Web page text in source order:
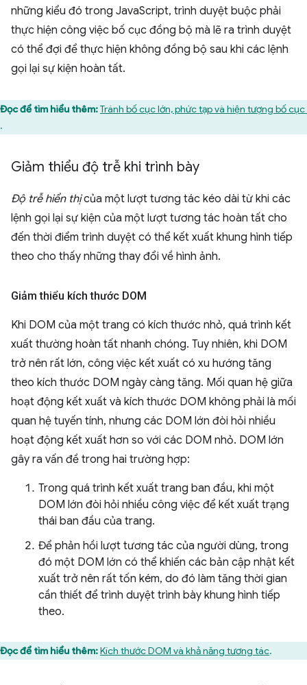
những kiểu đó trong JavaScript, trình duyệt buộc phải
thực hiện công việc bố cục đồng bộ mà lẽ ra trình duyệt
có thể đợi để thực hiện không đồng bộ sau khi các lệnh
gọi lại sự kiện hoàn tất.
Đọc để tìm hiểu thêm:Tránh bố cục lớn, phức tạp và hiện tượng bố cục
.
Giảm thiểu độ trễ khi trình bày
Độ trễ hiển thịcủa một lượt tương tác kéo dài từ khi các
lệnh gọi lại sự kiện của một lượt tương tác hoàn tất cho
đến thời điểm trình duyệt có thể kết xuất khung hình tiếp
theo cho thấy những thay đổi về hình ảnh.
Giảm thiểu kích thước DOM
Khi DOM của một trang có kích thước nhỏ, quá trình kết
xuất thường hoàn tất nhanh chóng. Tuy nhiên, khi DOM
trở nên rất lớn, công việc kết xuất có xu hướng tăng
theo kích thước DOM ngày càng tăng. Mối quan hệ giữa
hoạt động kết xuất và kích thước DOM không phải là mối
quan hệ tuyến tính, nhưng các DOM lớn đòi hỏi nhiều
hoạt động kết xuất hơn so với các DOM nhỏ. DOM lớn
gây ra vấn đề trong hai trường hợp:
Trong quá trình kết xuất trang ban đầu, khi một
DOM lớn đòi hỏi nhiều công việc để kết xuất trạng
thái ban đầu của trang.
Để phản hồi lượt tương tác của người dùng, trong
đó một DOM lớn có thể khiến các bản cập nhật kết
xuất trở nên rất tốn kém, do đó làm tăng thời gian
cần thiết để trình duyệt trình bày khung hình tiếp
theo.
Đọc để tìm hiểu thêm:Kích thước DOM và khả năng tương tác.